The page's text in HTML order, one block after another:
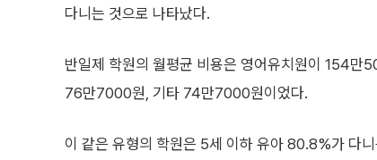
다니는 것으로 나타났다.
반일제 학원의 월평균 비용은 영어유치원이 154만
76만7000원, 기타 74만7000원이었다.
이 같은 유형의 학원은 5세 이하 유아 80.8%가 다